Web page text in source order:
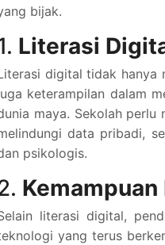
bijak.
Literasi
digital tidak hanya
keterampilan dalam
maya. Sekolah
data pribadi,
psikologis.
literasi digital,
yang terus